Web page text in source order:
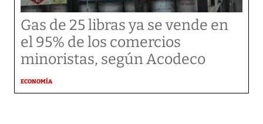
Gas de 25 libras ya se vende en
el 95% de los comercios
minoristas, según Acodeco
ECONOMÍA